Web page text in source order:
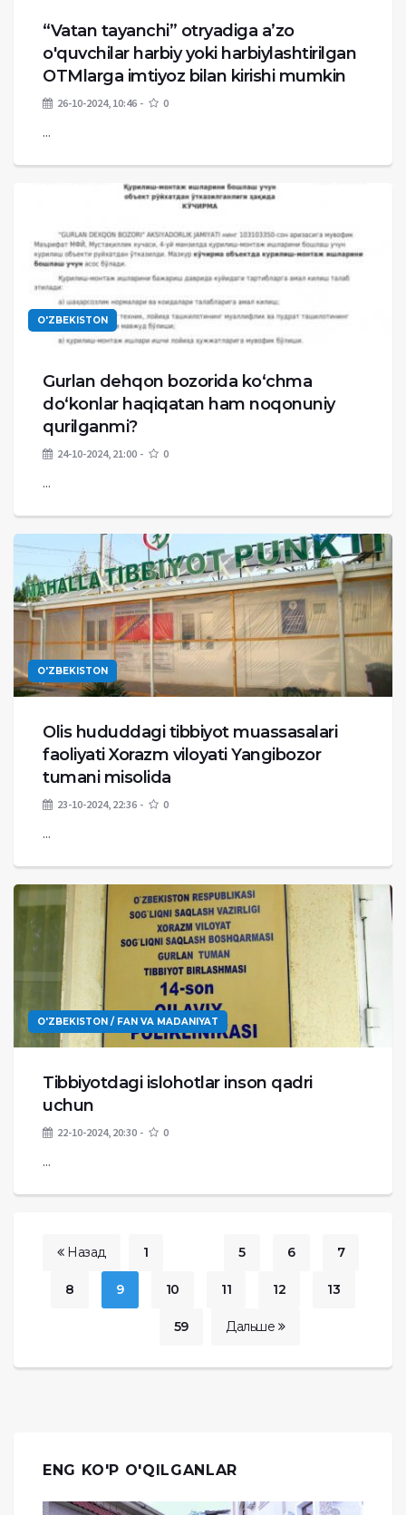
“Vatan tayanchi” otryadiga a’zo
o'quvchilar harbiy yoki harbiylashtirilgan
OTMlarga imtiyoz bilan kirishi mumkin
26-10-2024, 10:46 0
...
O'ZBEKISTON
Gurlan dehqon bozorida ko‘chma
do‘konlar haqiqatan ham noqonuniy
qurilganmi?
24-10-2024, 21:00 0
...
O'ZBEKISTON
Olis hududdagi tibbiyot muassasalari
faoliyati Xorazm viloyati Yangibozor
tumani misolida
23-10-2024, 22:36 0
...
O'ZBEKISTON / FAN VA MADANIYAT
Tibbiyotdagi islohotlar inson qadri
uchun
22-10-2024, 20:30 0
...
Назад 1 5 6 7
8 9 10 11 12 13
59 Дальше
ENG KO'P O'QILGANLAR